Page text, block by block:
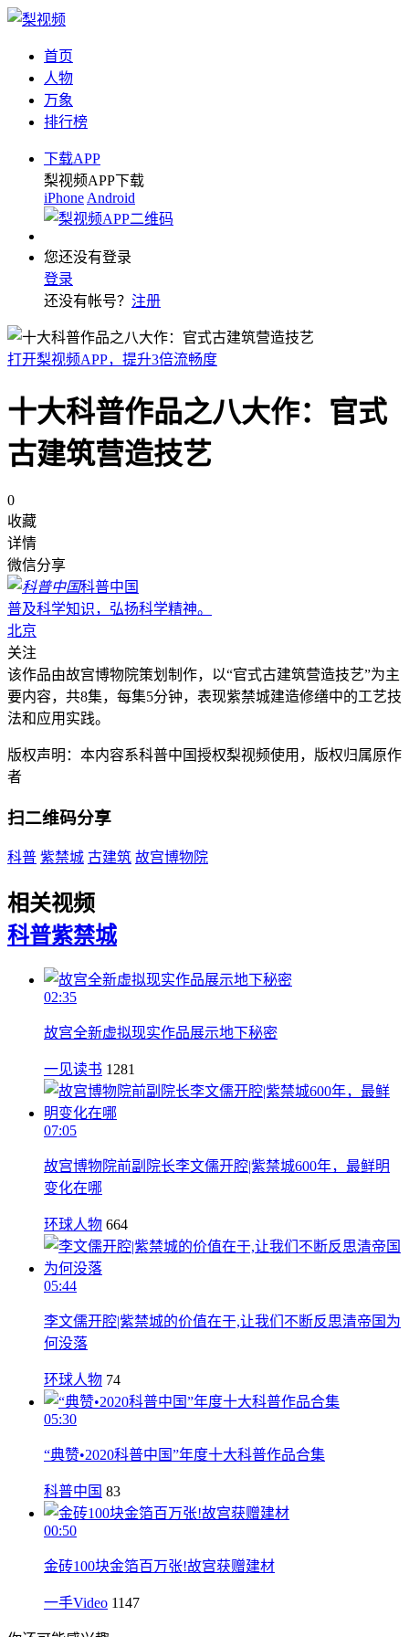
首页
人物
万象
排行榜
下载APP
梨视频APP下载
iPhone Android
您还没有登录
登录
还没有帐号？ 注册
打开梨视频APP，提升3倍流畅度
十大科普作品之八大作：官式
古建筑营造技艺
0
收藏
详情
微信分享
科普中国
普及科学知识，弘扬科学精神。
北京
关注
该作品由故宫博物院策划制作，以“官式古建筑营造技艺”为主
要内容，共8集，每集5分钟，表现紫禁城建造修缮中的工艺技
法和应用实践。
版权声明：本内容系科普中国授权梨视频使用，版权归属原作
者
扫二维码分享
科普 紫禁城 古建筑 故宫博物院
相关视频
科普紫禁城
02:35
故宫全新虚拟现实作品展示地下秘密
一见读书 1281
07:05
故宫博物院前副院长李文儒开腔|紫禁城600年，最鲜明
变化在哪
环球人物 664
05:44
李文儒开腔|紫禁城的价值在于,让我们不断反思清帝国为
何没落
环球人物 74
05:30
“典赞•2020科普中国”年度十大科普作品合集
科普中国 83
00:50
金砖100块金箔百万张!故宫获赠建材
一手Video 1147